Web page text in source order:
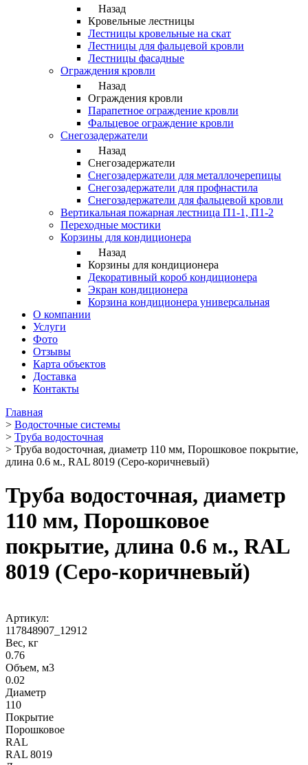
Назад
Кровельные лестницы
Лестницы кровельные на скат
Лестницы для фальцевой кровли
Лестницы фасадные
Ограждения кровли
Назад
Ограждения кровли
Парапетное ограждение кровли
Фальцевое ограждение кровли
Снегозадержатели
Назад
Снегозадержатели
Снегозадержатели для металлочерепицы
Снегозадержатели для профнастила
Снегозадержатели для фальцевой кровли
Вертикальная пожарная лестница П1-1, П1-2
Переходные мостики
Корзины для кондиционера
Назад
Корзины для кондиционера
Декоративный короб кондиционера
Экран кондиционера
Корзина кондиционера универсальная
О компании
Услуги
Фото
Отзывы
Карта объектов
Доставка
Контакты
Главная
> Водосточные системы
> Труба водосточная
> Труба водосточная, диаметр 110 мм, Порошковое покрытие,
длина 0.6 м., RAL 8019 (Серо-коричневый)
Труба водосточная, диаметр
110 мм, Порошковое
покрытие, длина 0.6 м., RAL
8019 (Серо-коричневый)
Артикул:
117848907_12912
Вес, кг
0.76
Объем, м3
0.02
Диаметр
110
Покрытие
Порошковое
RAL
RAL 8019